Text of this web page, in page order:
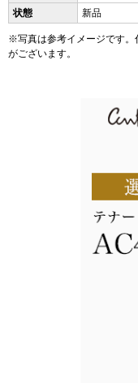
状態
新品
※写真は参考イメージです。
がございます。